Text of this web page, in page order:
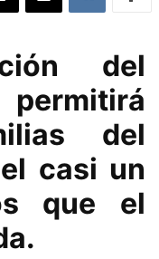
del
del
casi un
que el